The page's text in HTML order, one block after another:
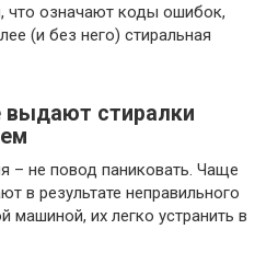
что означают коды ошибок,
(и без него) стиральная
выдают стиралки
– не повод паниковать. Чаще
в результате неправильного
машиной, их легко устранить в